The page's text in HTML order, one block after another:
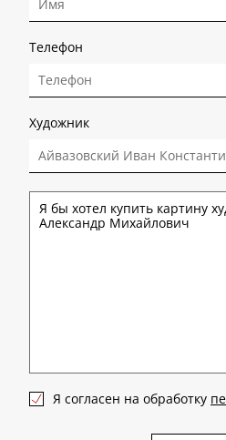
Телефон
Художник
Я согласен на обработку